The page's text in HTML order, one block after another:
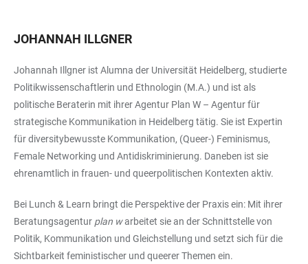
JOHANNAH ILLGNER
Johannah Illgner ist Alumna der Universität Heidelberg, studierte
Politikwissenschaftlerin und Ethnologin (M.A.) und ist als
politische Beraterin mit ihrer Agentur Plan W – Agentur für
strategische Kommunikation in Heidelberg tätig. Sie ist Expertin
für diversitybewusste Kommunikation, (Queer-) Feminismus,
Female Networking und Antidiskriminierung. Daneben ist sie
ehrenamtlich in frauen- und queerpolitischen Kontexten aktiv.
Bei Lunch & Learn bringt die Perspektive der Praxis ein: Mit ihrer
Beratungsagentur plan warbeitet sie an der Schnittstelle von
Politik, Kommunikation und Gleichstellung und setzt sich für die
Sichtbarkeit feministischer und queerer Themen ein.